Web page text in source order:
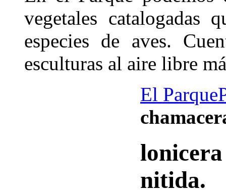
vegetales
especies de aves.
esculturas al aire libre
El Parque
nitida.